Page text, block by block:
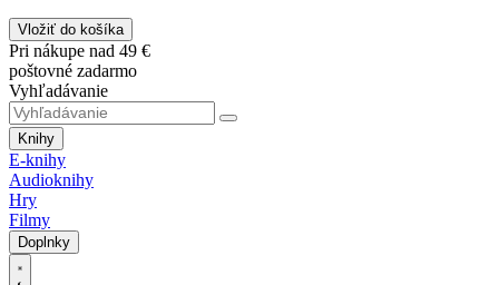
Vložiť do košíka
Pri nákupe nad 49 €
poštovné zadarmo
Vyhľadávanie
Knihy
E-knihy
Audioknihy
Hry
Filmy
Doplnky